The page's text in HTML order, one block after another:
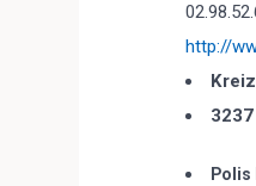
http://
3237
Polis